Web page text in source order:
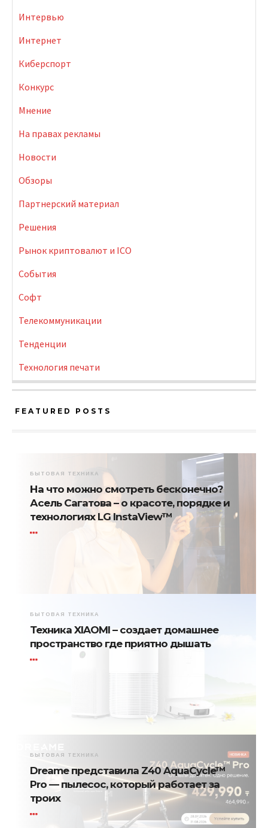
Интервью
Интернет
Киберспорт
Конкурс
Мнение
На правах рекламы
Новости
Обзоры
Партнерский материал
Решения
Рынок криптовалют и ICO
События
Софт
Телекоммуникации
Тенденции
Технология печати
FEATURED POSTS
БЫТОВАЯ ТЕХНИКА
На что можно смотреть бесконечно?
Асель Сагатова – о красоте, порядке и
технологиях LG InstaView™
БЫТОВАЯ ТЕХНИКА
Техника XIAOMI – создает домашнее
пространство где приятно дышать
БЫТОВАЯ ТЕХНИКА
Dreame представила Z40 AquaCycle™
Pro — пылесос, который работает за
троих